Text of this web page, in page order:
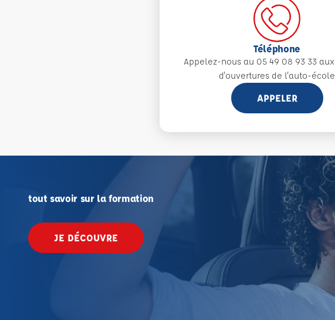
Téléphone
Appelez-nous au 05 49 08 93 33 aux
d'ouvertures de l'auto-école
APPELER
tout savoir sur la formation
JE DÉCOUVRE